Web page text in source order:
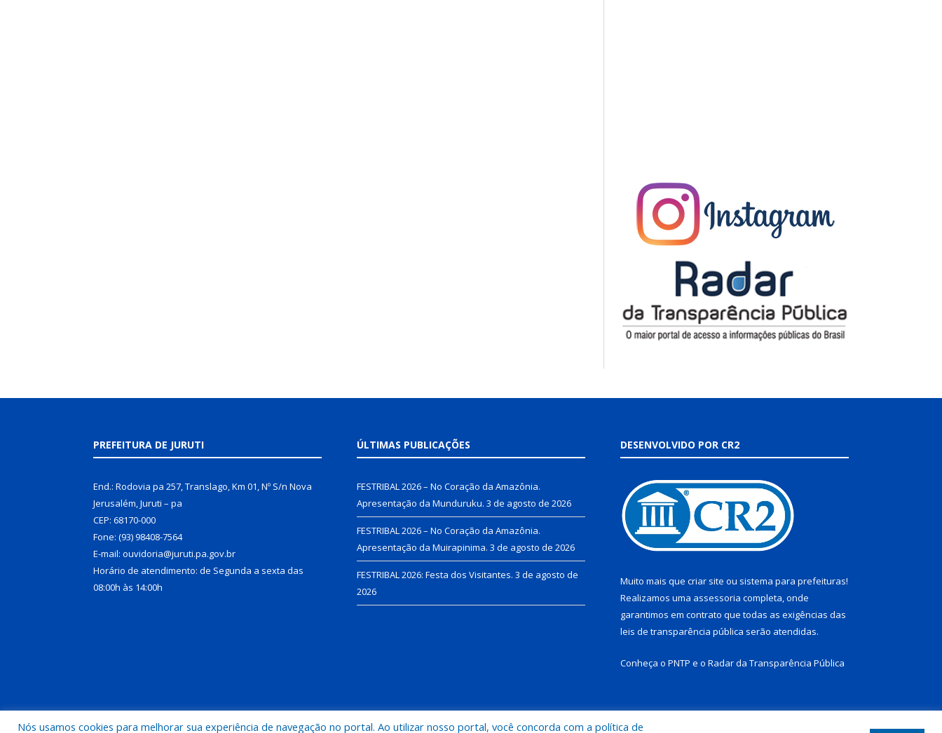
PREFEITURA DE JURUTI
End.: Rodovia pa 257, Translago, Km 01, Nº S/n Nova
Jerusalém, Juruti – pa
CEP: 68170-000
Fone: (93) 98408-7564
E-mail: ouvidoria@juruti.pa.gov.br
Horário de atendimento: de Segunda a sexta das
08:00h às 14:00h
ÚLTIMAS PUBLICAÇÕES
FESTRIBAL 2026 – No Coração da Amazônia.
Apresentação da Munduruku. 3 de agosto de 2026
FESTRIBAL 2026 – No Coração da Amazônia.
Apresentação da Muirapinima. 3 de agosto de 2026
FESTRIBAL 2026: Festa dos Visitantes. 3 de agosto de
2026
DESENVOLVIDO POR CR2
Muito mais que criar site ou sistema para prefeituras!
Realizamos uma assessoria completa, onde
garantimos em contrato que todas as exigências das
leis de transparência pública serão atendidas.
Conheça o PNTP e o Radar da Transparência Pública
Nós usamos cookies para melhorar sua experiência de navegação no portal. Ao utilizar nosso portal, você concorda com a política de